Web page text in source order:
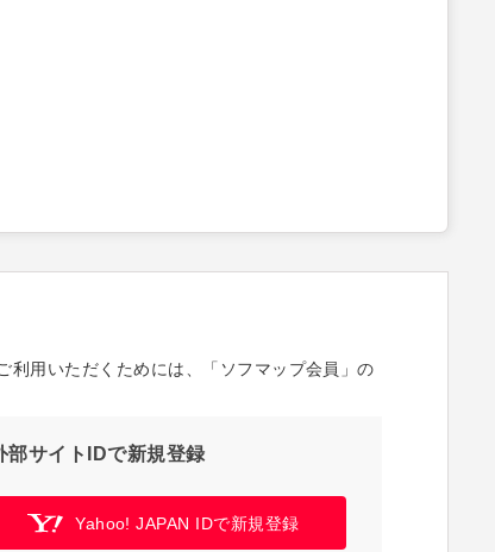
利用いただくためには、「ソフマップ会員」の
部サイトIDで新規登録
Yahoo! JAPAN IDで新規登録